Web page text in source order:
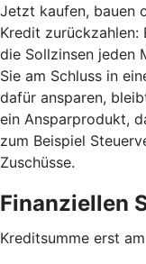
Jetzt kaufen, bauen
Kredit zurückzahlen:
die Sollzinsen jeden
Sie am Schluss in
dafür ansparen,
ein Ansparprodukt,
zum Beispiel
Zuschüsse.
Finanziellen
Kreditsumme erst